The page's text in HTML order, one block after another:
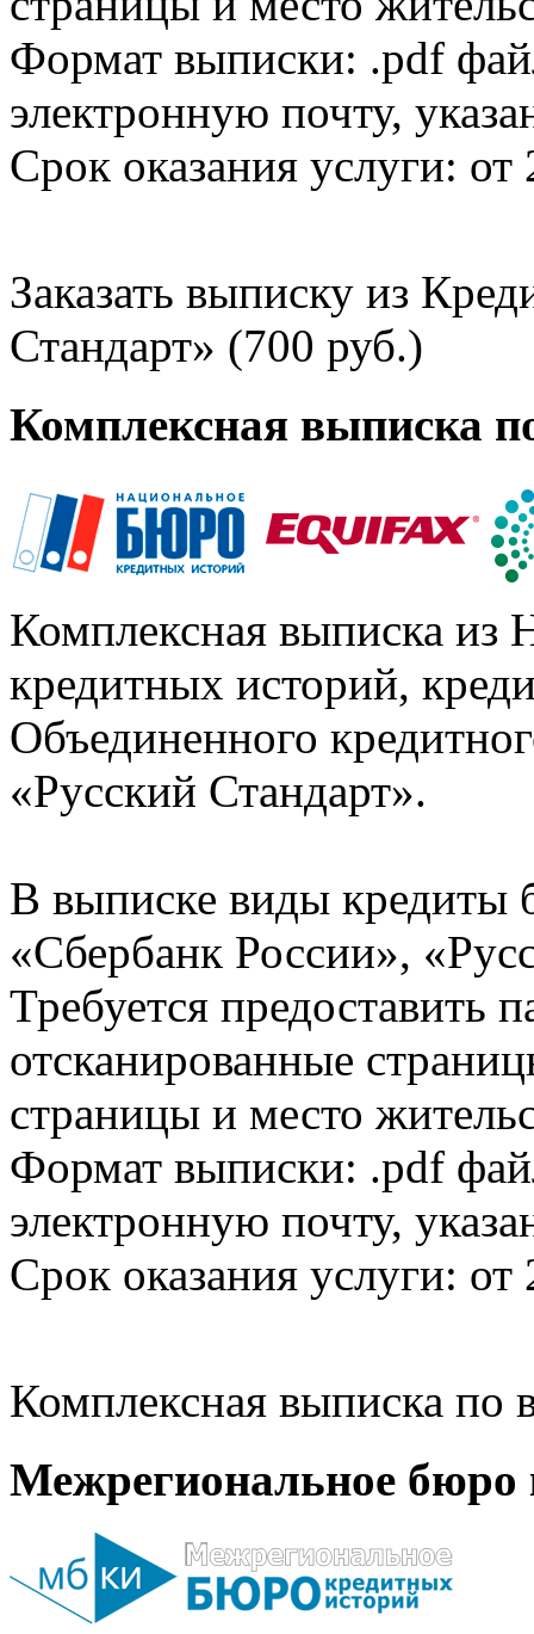
Формат выписки: .pdf
электронную почту,
Срок оказания услуги: от
Заказать выписку из
Стандарт» (700 руб.)
Комплексная выписка
Комплексная выписка из
кредитных историй,
Объединенного
«Русский Стандарт».
В выписке виды кредиты
«Сбербанк России»,
Требуется предоставить
отсканированные
страницы и место
Формат выписки: .pdf
электронную почту,
Срок оказания услуги: от
Комплексная выписка
Межрегиональное бюро